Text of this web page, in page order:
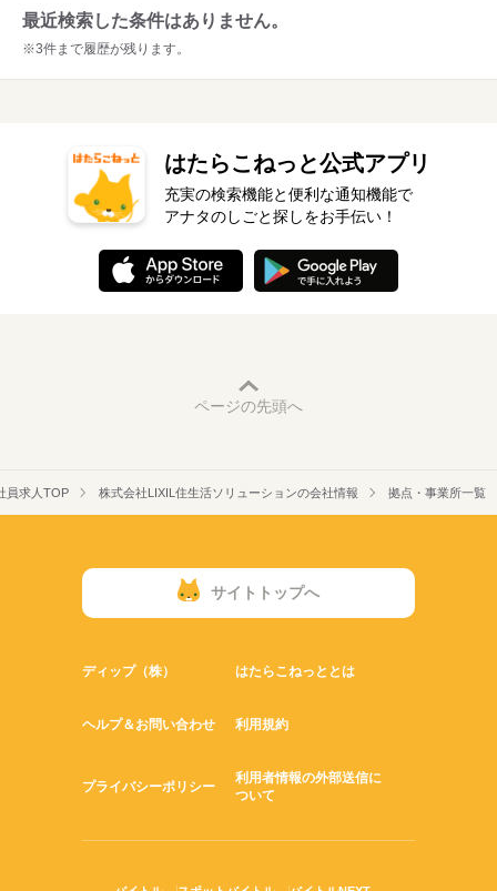
最近検索した条件はありません。
※3件まで履歴が残ります。
はたらこねっと公式アプリ
充実の検索機能と便利な通知機能で
アナタのしごと探しをお手伝い！
ページの先頭へ
員求人TOP 株式会社LIXIL住生活ソリューションの会社情報 拠点・事業所一覧
サイトトップへ
ディップ（株） はたらこねっととは
ヘルプ＆お問い合わせ 利用規約
プライバシーポリシー
利用者情報の外部送信に
ついて